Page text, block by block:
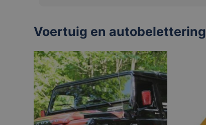
Voertuig en autobelettering